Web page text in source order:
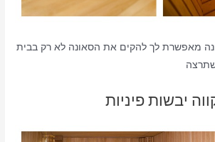
מאפשרת לך להקים את הסאונה לא רק בבית
יבשות פיניות